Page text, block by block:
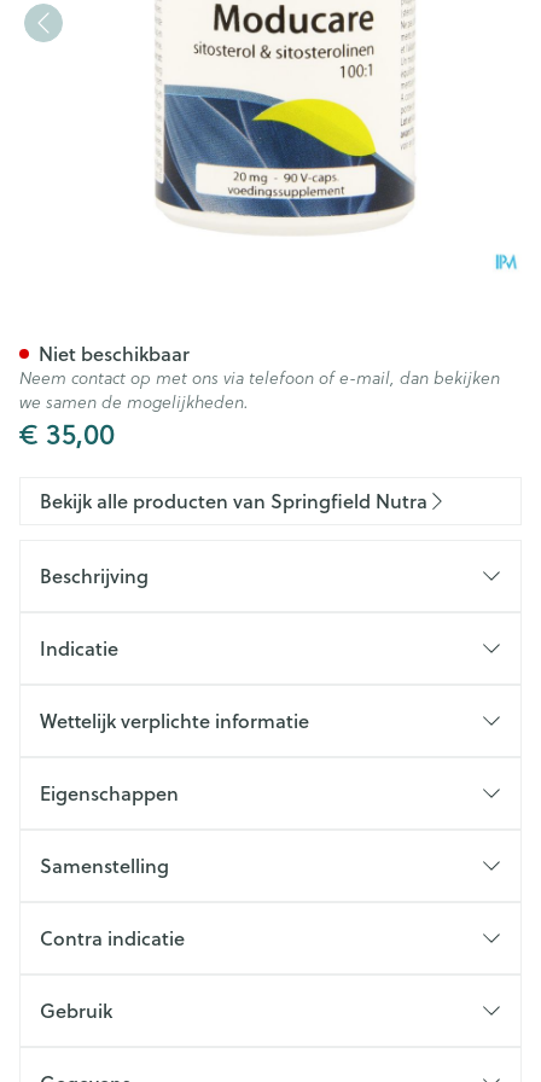
€ 35,00
Niet beschikbaar
Neem contact op met ons via telefoon of e-mail, dan bekijken
we samen de mogelijkheden.
Bekijk alle producten van Springfield Nutra
Beschrijving
Indicatie
Wettelijk verplichte informatie
Eigenschappen
Samenstelling
Contra indicatie
Gebruik